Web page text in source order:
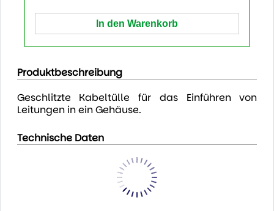
Produktbeschreibung
Geschlitzte Kabeltülle für das Einführen von
Leitungen in ein Gehäuse.
Technische Daten